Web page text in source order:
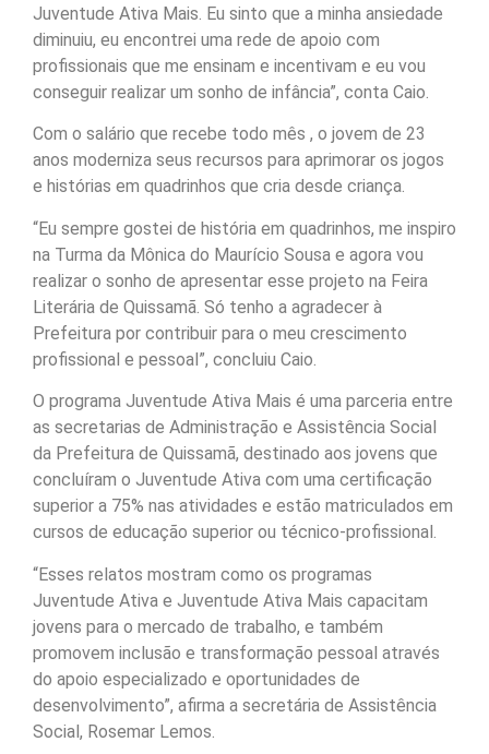
Juventude Ativa Mais. Eu sinto que a minha ansiedade
diminuiu, eu encontrei uma rede de apoio com
profissionais que me ensinam e incentivam e eu vou
conseguir realizar um sonho de infância”, conta Caio.
Com o salário que recebe todo mês , o jovem de 23
anos moderniza seus recursos para aprimorar os jogos
e histórias em quadrinhos que cria desde criança.
“Eu sempre gostei de história em quadrinhos, me inspiro
na Turma da Mônica do Maurício Sousa e agora vou
realizar o sonho de apresentar esse projeto na Feira
Literária de Quissamã. Só tenho a agradecer à
Prefeitura por contribuir para o meu crescimento
profissional e pessoal”, concluiu Caio.
O programa Juventude Ativa Mais é uma parceria entre
as secretarias de Administração e Assistência Social
da Prefeitura de Quissamã, destinado aos jovens que
concluíram o Juventude Ativa com uma certificação
superior a 75% nas atividades e estão matriculados em
cursos de educação superior ou técnico-profissional.
“Esses relatos mostram como os programas
Juventude Ativa e Juventude Ativa Mais capacitam
jovens para o mercado de trabalho, e também
promovem inclusão e transformação pessoal através
do apoio especializado e oportunidades de
desenvolvimento”, afirma a secretária de Assistência
Social, Rosemar Lemos.